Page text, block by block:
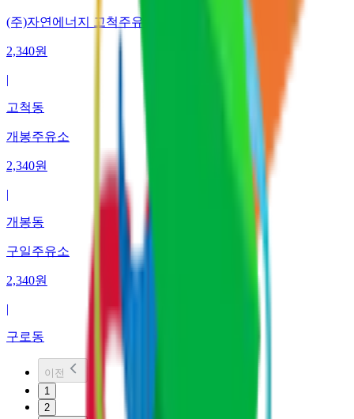
(주)자연에너지 고척주유소
2,340원
|
고척동
개봉주유소
2,340원
|
개봉동
구일주유소
2,340원
|
구로동
이전
1
2